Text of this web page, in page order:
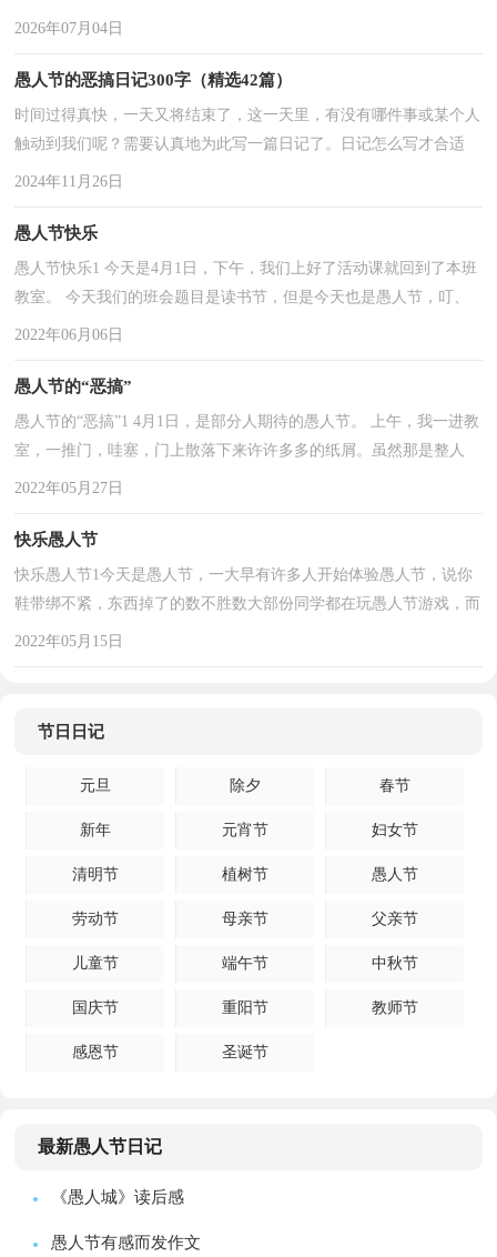
华身上。我们商议一阵，决定使用三十六计之苦肉计。范范假装给少
2026年07月04日
愚人节的恶搞日记300字（精选42篇）
时间过得真快，一天又将结束了，这一天里，有没有哪件事或某个人
触动到我们呢？需要认真地为此写一篇日记了。日记怎么写才合适
呢？下面是小编帮大家整理的愚人节的恶搞日记300字，欢迎大家借
2024年11月26日
愚人节快乐
愚人节快乐1 今天是4月1日，下午，我们上好了活动课就回到了本班
教室。 今天我们的班会题目是读书节，但是今天也是愚人节，叮、
叮、叮，我们听到了熟悉的声音，也是下课的声音，大家都很兴奋。
2022年06月06日
愚人节的“恶搞”
愚人节的“恶搞”1 4月1日，是部分人期待的愚人节。 上午，我一进教
室，一推门，哇塞，门上散落下来许许多多的纸屑。虽然那是整人
的，可我还是想说，好壮观啊! 我们组的薛欣妍来了，我们几个人 ...
2022年05月27日
快乐愚人节
快乐愚人节1今天是愚人节，一大早有许多人开始体验愚人节，说你
鞋带绑不紧，东西掉了的数不胜数大部份同学都在玩愚人节游戏，而
晨怡被我们骗的最惨。事情是这样的;中午，吃过午饭我们准备让晨
2022年05月15日
节日日记
元旦 除夕 春节
新年 元宵节 妇女节
清明节 植树节 愚人节
劳动节 母亲节 父亲节
儿童节 端午节 中秋节
国庆节 重阳节 教师节
感恩节 圣诞节
最新愚人节日记
《愚人城》读后感
愚人节有感而发作文